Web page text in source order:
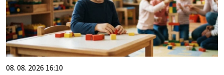
08. 08. 2026 16:10